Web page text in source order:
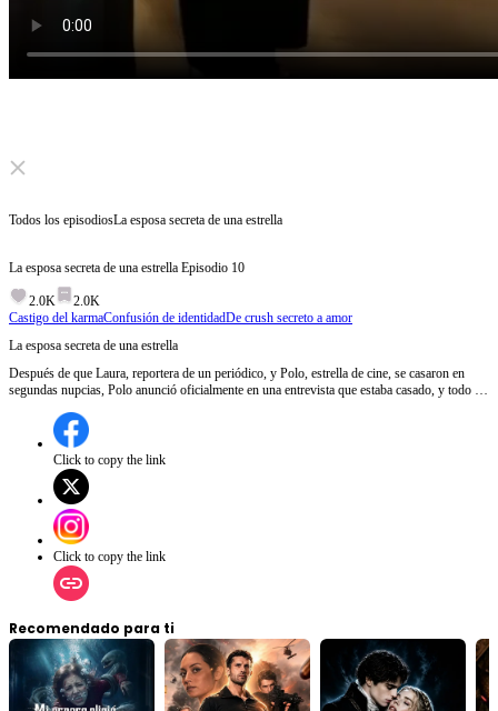
Click to unmute
Todos los episodiosLa esposa secreta de una estrella
La esposa secreta de una estrella Episodio 10
2.0K
2.0K
Castigo del karmaConfusión de identidadDe crush secreto a amor
La esposa secreta de una estrella
Después de que Laura, reportera de un periódico, y Polo, estrella de cine, se casaron en
segundas nupcias, Polo anunció oficialmente en una entrevista que estaba casado, y todo el
hermanastra de Laura, Serena, afirmó ser la esposa de la estrella de cine y supone, con
razón, que Laura estuvo casada con un mendigo, por lo que Laura se sintió humillada.
Click to copy the link
Click to copy the link
Recomendado para ti